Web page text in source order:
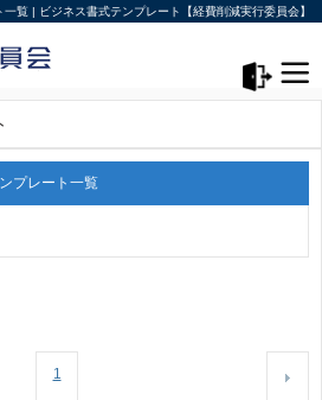
覧 | ビジネス書式テンプレート【経費削減実行委員会】
プレート一覧
1